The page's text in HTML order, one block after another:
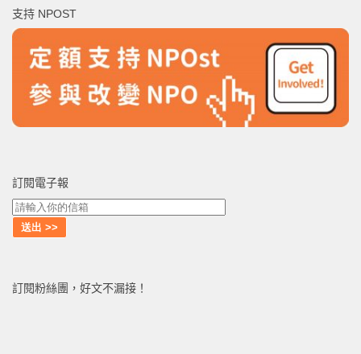
字:
支持 NPOST
訂閱電子報
訂閱粉絲團，好文不漏接！